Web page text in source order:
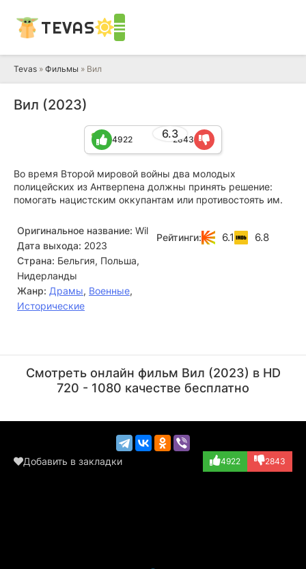
TEVAS
Tevas » Фильмы » Вил
Вил (2023)
6.3
4922 2843
Во время Второй мировой войны два молодых
полицейских из Антверпена должны принять решение:
помогать нацистским оккупантам или противостоять им.
Оригинальное название: Wil
Дата выхода: 2023
Страна: Бельгия, Польша,
Нидерланды
Жанр: Драмы, Военные,
Исторические
Рейтинги: 6.1 6.8
(Omer Verschuere...)
(Father Metdepen...)
Смотреть онлайн фильм Вил (2023) в HD
720 - 1080 качестве бесплатно
Добавить в закладки 4922 2843